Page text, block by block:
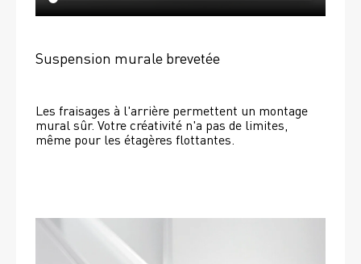
Suspension murale brevetée
Les fraisages à l'arrière permettent un montage
mural sûr. Votre créativité n'a pas de limites,
même pour les étagères flottantes.